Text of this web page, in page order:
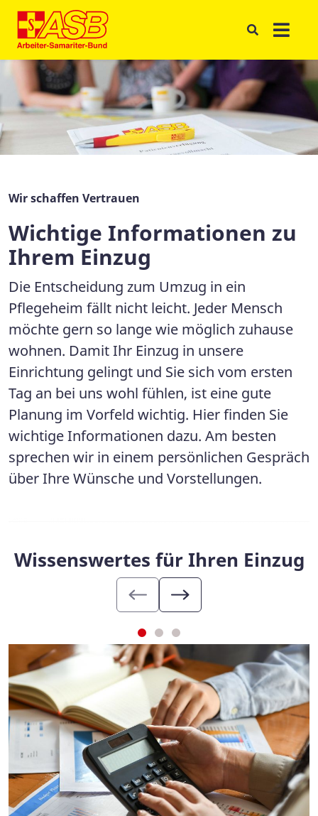
Wir schaffen Vertrauen
Wichtige Informationen zu
Ihrem Einzug
Die Entscheidung zum Umzug in ein
Pflegeheim fällt nicht leicht. Jeder Mensch
möchte gern so lange wie möglich zuhause
wohnen. Damit Ihr Einzug in unsere
Einrichtung gelingt und Sie sich vom ersten
Tag an bei uns wohl fühlen, ist eine gute
Planung im Vorfeld wichtig. Hier finden Sie
wichtige Informationen dazu. Am besten
sprechen wir in einem persönlichen Gespräch
über Ihre Wünsche und Vorstellungen.
Wissenswertes für Ihren Einzug